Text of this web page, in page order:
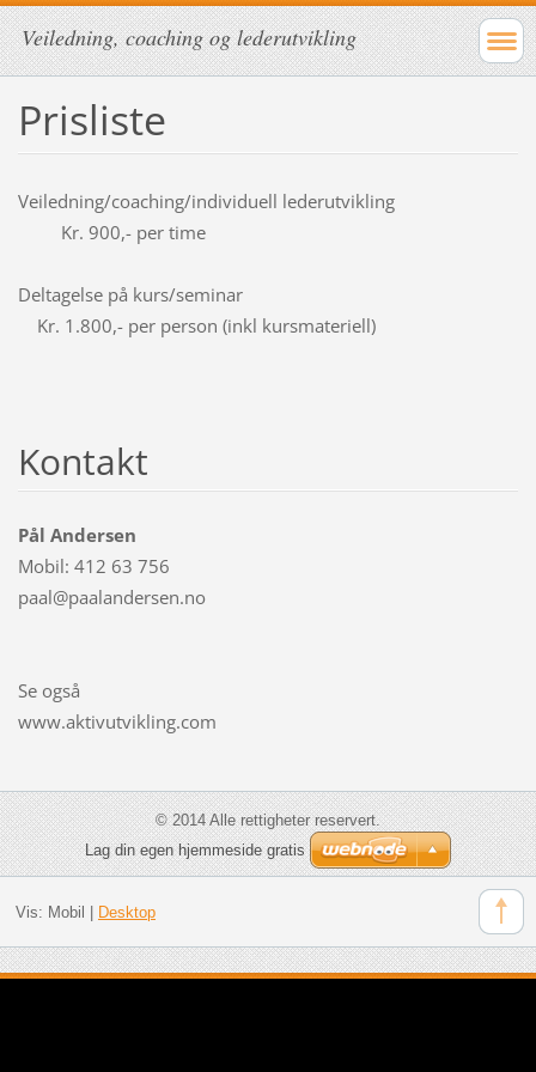
Veiledning, coaching og lederutvikling
Prisliste
Veiledning/coaching/individuell lederutvikling
Kr. 900,- per time
Deltagelse på kurs/seminar
Kr. 1.800,- per person (inkl kursmateriell)
Kontakt
Pål Andersen
Mobil: 412 63 756
paal@paalandersen.no
Se også
www.aktivutvikling.com
© 2014 Alle rettigheter reservert.
Lag din egen hjemmeside gratis
Vis: Mobil Desktop